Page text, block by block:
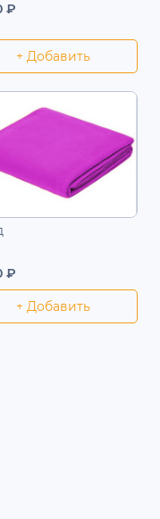
₽
+ Добавить
₽
+ Добавить